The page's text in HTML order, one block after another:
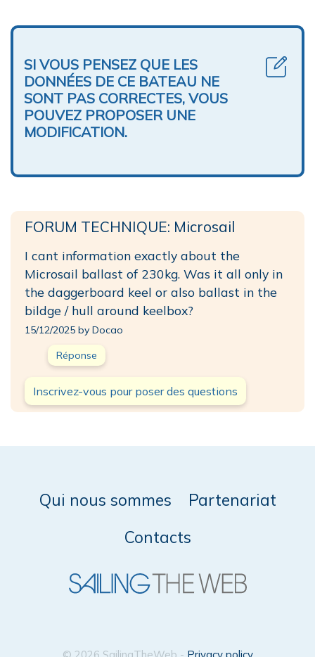
SI VOUS PENSEZ QUE LES
DONNÉES DE CE BATEAU NE
SONT PAS CORRECTES, VOUS
POUVEZ PROPOSER UNE
MODIFICATION.
FORUM TECHNIQUE: Microsail
I cant information exactly about the
Microsail ballast of 230kg. Was it all only in
the daggerboard keel or also ballast in the
bildge / hull around keelbox?
15/12/2025 by Docao
Réponse
Inscrivez-vous pour poser des questions
Qui nous sommes
Partenariat
Contacts